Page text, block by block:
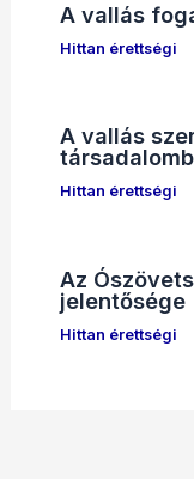
A vallás
Hittan érettségi
A vallás
Hittan érettségi
Az
jelentősége
Hittan érettségi